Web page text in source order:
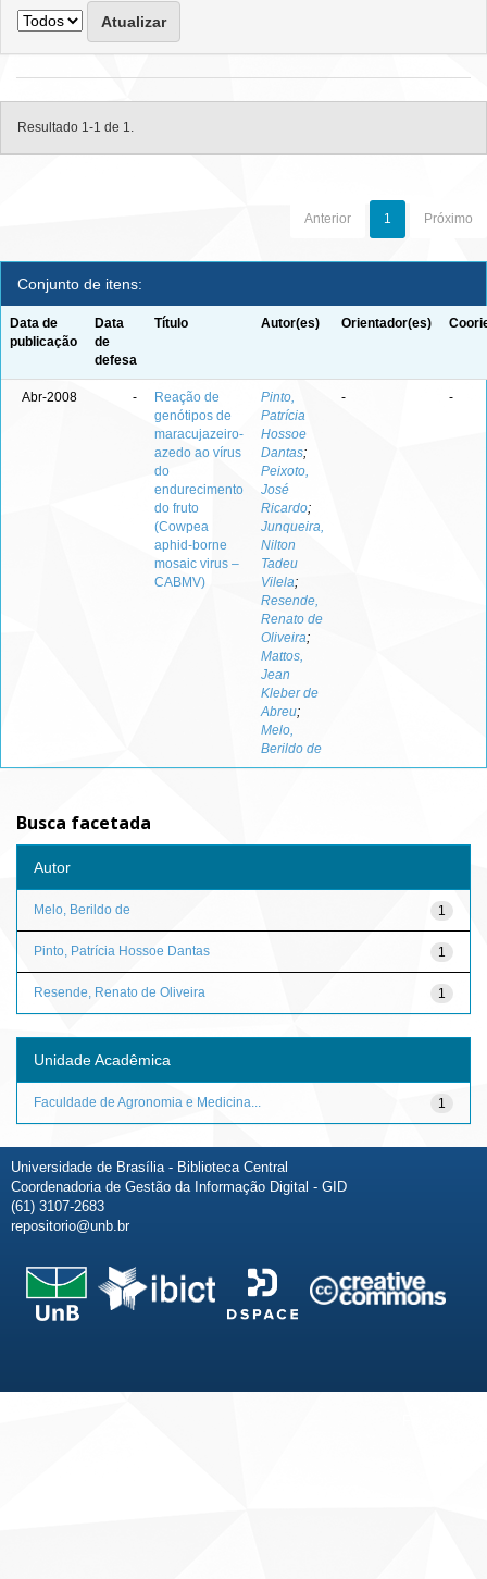
Resultado 1-1 de 1.
Anterior 1 Próximo
Conjunto de itens:
Data de
publicação
Data
de
defesa
Título Autor(es) Orientador(es)
Abr-2008 -
Reação de
genótipos de
maracujazeiro-
azedo ao vírus
do
endurecimento
do fruto
(Cowpea
aphid-borne
mosaic virus –
CABMV)
Pinto,
Patrícia
Hossoe
Dantas;
Peixoto,
José
Ricardo;
Junqueira,
Nilton
Tadeu
Vilela;
Resende,
Renato de
Oliveira;
Mattos,
Jean
Kleber de
Abreu;
Melo,
Berildo de
- -
Busca facetada
Autor
1
Melo, Berildo de
1
Pinto, Patrícia Hossoe Dantas
1
Resende, Renato de Oliveira
Unidade Acadêmica
1
Faculdade de Agronomia e Medicina...
Universidade de Brasília - Biblioteca Central
Coordenadoria de Gestão da Informação Digital - GID
(61) 3107-2683
repositorio@unb.br